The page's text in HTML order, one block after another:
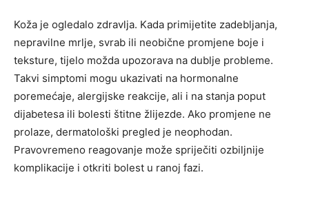
Koža je ogledalo zdravlja. Kada primijetite zadebljanja,
nepravilne mrlje, svrab ili neobične promjene boje i
teksture, tijelo možda upozorava na dublje probleme.
Takvi simptomi mogu ukazivati na hormonalne
poremećaje, alergijske reakcije, ali i na stanja poput
dijabetesa ili bolesti štitne žlijezde. Ako promjene ne
prolaze, dermatološki pregled je neophodan.
Pravovremeno reagovanje može spriječiti ozbiljnije
komplikacije i otkriti bolest u ranoj fazi.